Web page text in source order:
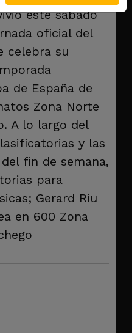
este sábado
oficial del
celebra su
de España de
Zona Norte
A lo largo del
y las
fin de semana,
para
Gerard Riu
en 600 Zona